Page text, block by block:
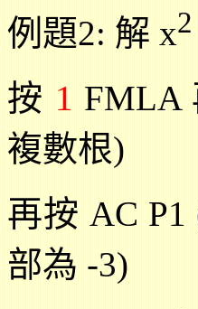
例題2: 解 x2
按 1 FMLA
複數根)
再按 AC P1
部為 -3)